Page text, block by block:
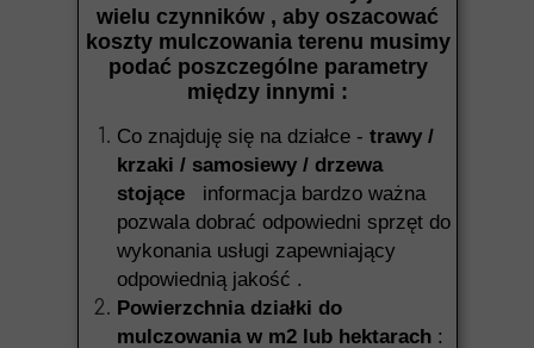
wielu czynników , aby oszacować
koszty mulczowania terenu musimy
podać poszczególne parametry
między innymi :
Co znajduję się na działce - trawy /
krzaki / samosiewy / drzewa
stojące informacja bardzo ważna
pozwala dobrać odpowiedni sprzęt do
wykonania usługi zapewniający
odpowiednią jakość .
Powierzchnia działki do
mulczowania w m2 lub hektarach :